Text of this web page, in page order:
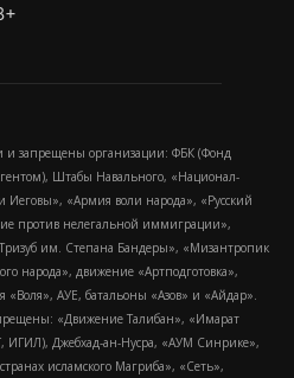
и запрещены организации: ФБК (Фонд
Штабы Навального, «Национал-
Иеговы», «Армия воли народа», «Русский
против нелегальной иммиграции»,
им. Степана Бандеры», «Мизантропик
народа», движение «Артподготовка»,
«Воля», АУЕ, батальоны «Азов» и «Айдар».
«Движение Талибан», «Имарат
ИГИЛ), Джебхад-ан-Нусра, «АУМ Синрике»,
исламского Магриба», «Сеть»,